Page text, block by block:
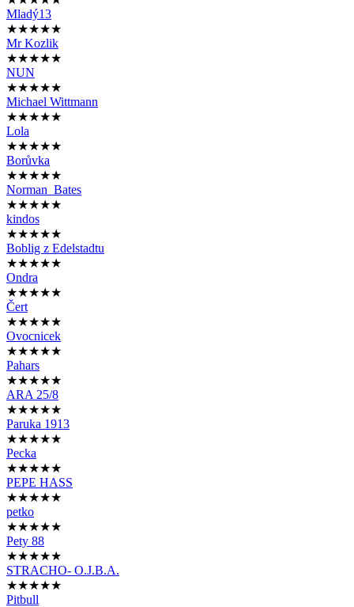
Mladý13
★★★★★
Mr Kozlik
★★★★★
NUN
★★★★★
Michael Wittmann
★★★★★
Lola
★★★★★
Borůvka
★★★★★
Norman_Bates
★★★★★
kindos
★★★★★
Boblig z Edelstadtu
★★★★★
Ondra
★★★★★
Čert
★★★★★
Ovocnicek
★★★★★
Pahars
★★★★★
ARA 25/8
★★★★★
Paruka 1913
★★★★★
Pecka
★★★★★
PEPE HASS
★★★★★
petko
★★★★★
Pety 88
★★★★★
STRACHO- O.J.B.A.
★★★★★
Pitbull